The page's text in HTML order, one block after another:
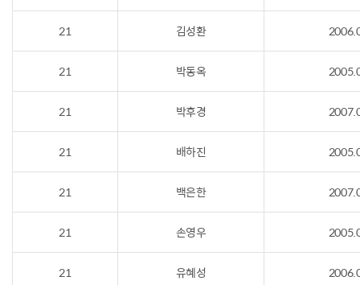
21 김성환
21 박동옥
21 박후경
21 배하진
21 백은한
21 손영우
21 유혜성